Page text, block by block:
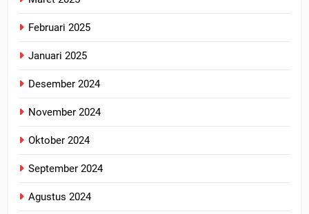
Februari 2025
Januari 2025
Desember 2024
November 2024
Oktober 2024
September 2024
Agustus 2024